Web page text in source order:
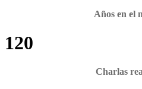
Años en el
120
Charlas